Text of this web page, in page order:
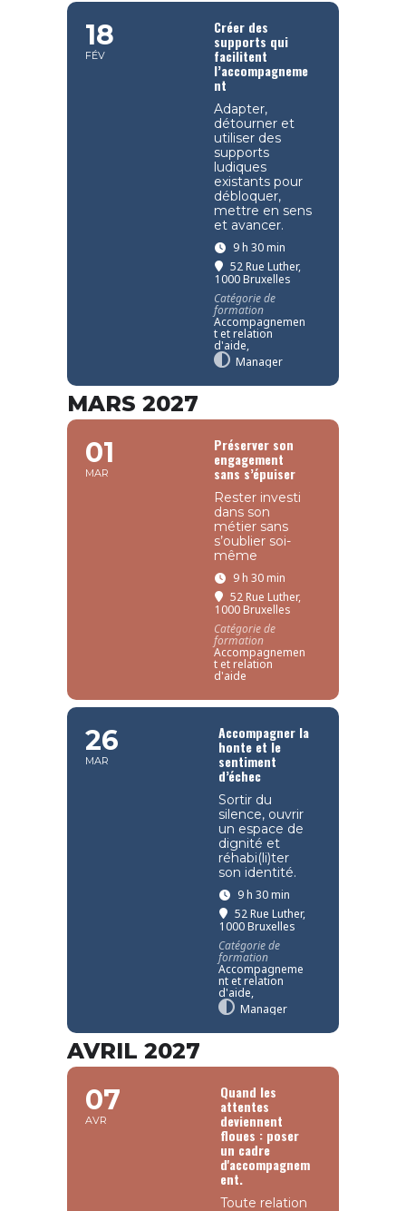
18
FÉV
Créer des
supports qui
facilitent
l’accompagneme
nt
Adapter,
détourner et
utiliser des
supports
ludiques
existants pour
débloquer,
mettre en sens
et avancer.
9 h 30 min
52 Rue Luther,
1000 Bruxelles
Catégorie de
formation
Accompagnemen
t et relation
d'aide,
Manager
MARS 2027
01
MAR
Préserver son
engagement
sans s’épuiser
Rester investi
dans son
métier sans
s’oublier soi-
même
9 h 30 min
52 Rue Luther,
1000 Bruxelles
Catégorie de
formation
Accompagnemen
t et relation
d'aide
26
MAR
Accompagner la
honte et le
sentiment
d’échec
Sortir du
silence, ouvrir
un espace de
dignité et
réhabi(li)ter
son identité.
9 h 30 min
52 Rue Luther,
1000 Bruxelles
Catégorie de
formation
Accompagneme
nt et relation
d'aide,
Manager
AVRIL 2027
07
AVR
Quand les
attentes
deviennent
floues : poser
un cadre
d'accompagnem
ent.
Toute relation